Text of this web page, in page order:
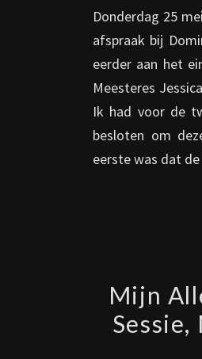
Donderdag 25
afspraak bij
eerder aan het
Meesteres
Ik had voor de
besloten om
eerste was dat
Mijn